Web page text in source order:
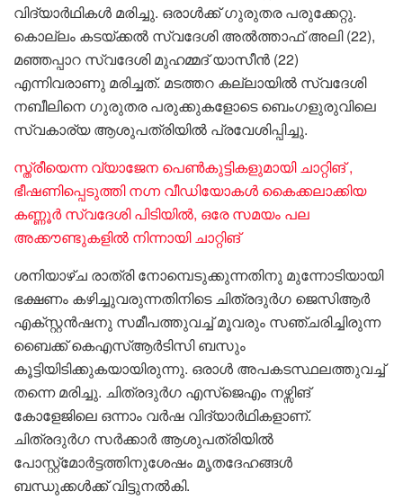
വിദ്യാർഥികൾ മരിച്ചു. ഒരാൾക്ക് ഗുരുതര പരുക്കേറ്റു.
കൊല്ലം കടയ്ക്കൽ സ്വദേശി അൽത്താഫ് അലി (22),
മഞ്ഞപ്പാറ സ്വദേശി മുഹമ്മദ് യാസീൻ (22)
എന്നിവരാണു മരിച്ചത്. മടത്തറ കല്ലായിൽ സ്വദേശി
നബീലിനെ ഗുരുതര പരുക്കുകളോടെ ബെംഗളുരുവിലെ
സ്വകാര്യ ആശുപത്രിയിൽ പ്രവേശിപ്പിച്ചു.
സ്ത്രീയെന്ന വ്യാജേന പെൺകുട്ടികളുമായി ചാറ്റിങ് ,
ഭീഷണിപ്പെടുത്തി നഗ്ന വീഡിയോകൾ കൈക്കലാക്കിയ
കണ്ണൂർ സ്വദേശി പിടിയിൽ, ഒരേ സമയം പല
അക്കൗണ്ടുകളിൽ നിന്നായി ചാറ്റിങ്
ശനിയാഴ്ച രാത്രി നോമ്പെടുക്കുന്നതിനു മുന്നോടിയായി
ഭക്ഷണം കഴിച്ചുവരുന്നതിനിടെ ചിത്രദുർഗ ജെസിആർ
എക്സ്റ്റൻഷനു സമീപത്തുവച്ച് മൂവരും സഞ്ചരിച്ചിരുന്ന
ബൈക്ക് കെഎസ്ആർടിസി ബസും
കൂട്ടിയിടിക്കുകയായിരുന്നു. ഒരാൾ അപകടസ്ഥലത്തുവച്ച്
തന്നെ മരിച്ചു. ചിത്രദുർഗ എസ്ജെഎം നഴ്സിങ്
കോളേജിലെ ഒന്നാം വർഷ വിദ്യാർഥികളാണ്.
ചിത്രദുർഗ സർക്കാർ ആശുപത്രിയിൽ
പോസ്റ്റ്മോർട്ടത്തിനുശേഷം മൃതദേഹങ്ങൾ
ബന്ധുക്കൾക്ക് വിട്ടുനൽകി.